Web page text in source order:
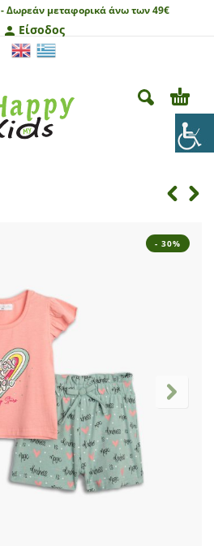
Δωρεάν μεταφορικά άνω των 49€
Είσοδος
- 30%